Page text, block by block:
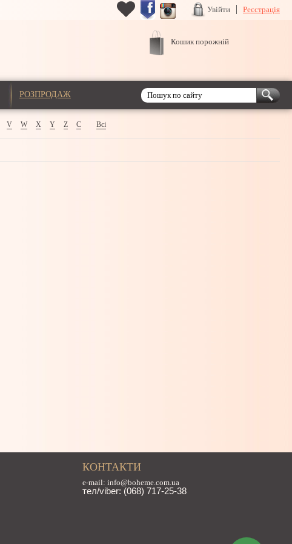
Увійти Реєстрація
Кошик порожній
РОЗПРОДАЖ
V W X Y Z С Всі
КОНТАКТИ
e-mail: info@boheme.com.ua
тел/viber: (068) 717-25-38